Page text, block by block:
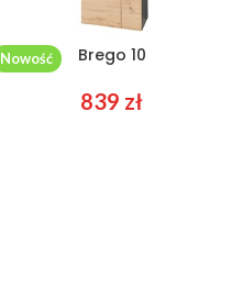
Brego 10
839 zł
Nowość